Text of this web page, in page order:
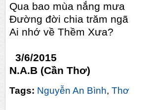
Qua bao mùa nắng mưa
Đường đời chia trăm ngã
Ai nhớ về Thềm Xưa?
3/6/2015
N.A.B (Cần Thơ)
Tags: Nguyễn An Bình, Thơ